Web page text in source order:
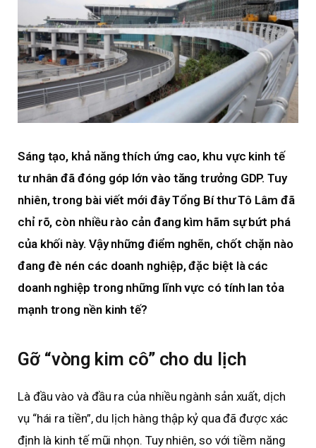
Sáng tạo, khả năng thích ứng cao, khu vực kinh tế
tư nhân đã đóng góp lớn vào tăng trưởng GDP. Tuy
nhiên, trong bài viết mới đây Tổng Bí thư Tô Lâm đã
chỉ rõ, còn nhiều rào cản đang kìm hãm sự bứt phá
của khối này. Vậy những điểm nghẽn, chốt chặn nào
đang đè nén các doanh nghiệp, đặc biệt là các
doanh nghiệp trong những lĩnh vực có tính lan tỏa
mạnh trong nền kinh tế?
Gỡ “vòng kim cô” cho du lịch
Là đầu vào và đầu ra của nhiều ngành sản xuất, dịch
vụ “hái ra tiền”, du lịch hàng thập kỷ qua đã được xác
định là kinh tế mũi nhọn. Tuy nhiên, so với tiềm năng